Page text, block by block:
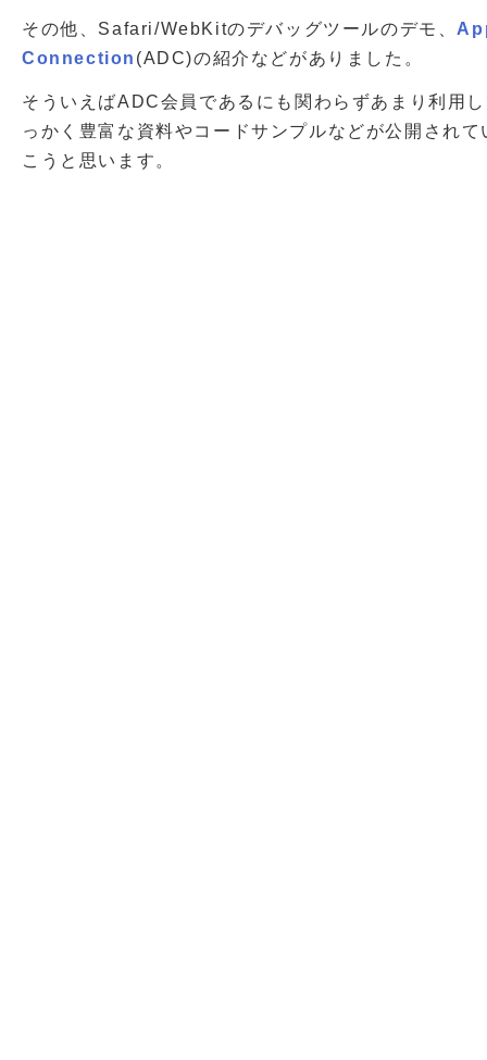
その他、Safari/WebKitのデバッグツールのデモ、
Connection (ADC)の紹介などがありました。
そういえばADC会員であるにも関わらずあまり利用
っかく豊富な資料やコードサンプルなどが公開され
こうと思います。